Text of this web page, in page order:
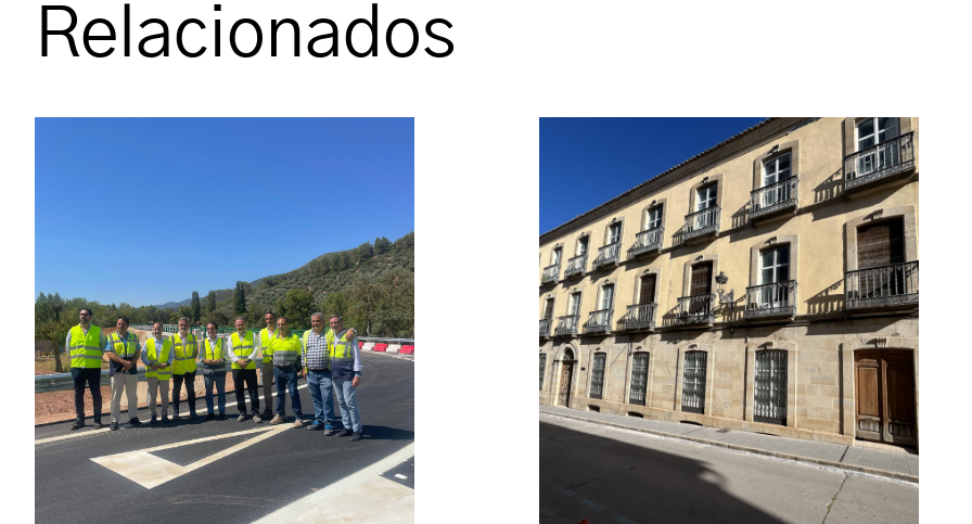
Relacionados